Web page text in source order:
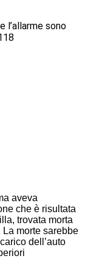
l’allarme sono
aveva
che è risultata
trovata morta
morte sarebbe
dell’auto